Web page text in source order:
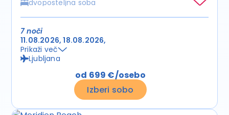
dvoposteljna soba
7 noči
11.08.2026 18.08.2026
Prikaži več
Ljubljana
od 699 €/osebo
Izberi sobo